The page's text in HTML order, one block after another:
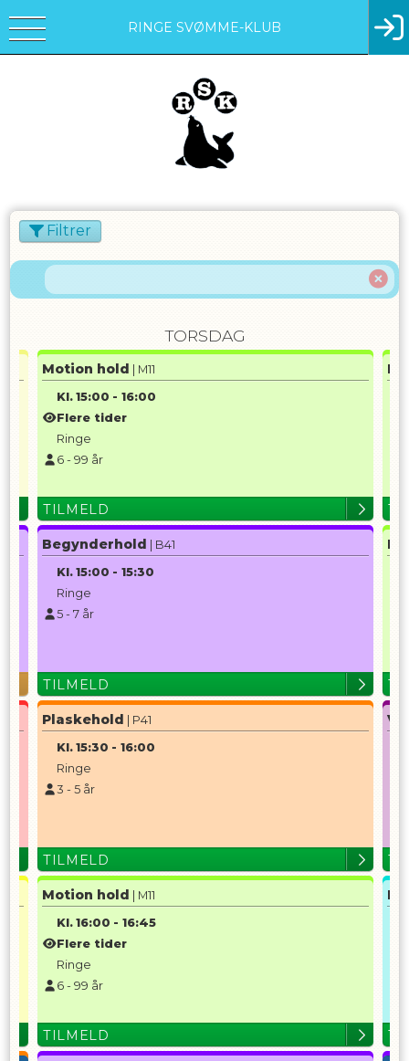
RINGE SVØMME-KLUB
Filtrer
TORSDAG
Motion hold
| M11
Kl. 15:00 -16:00
Flere tider
Ringe
6 -99 år
TILMELD
Begynderhold
| B41
Kl. 15:00 -15:30
Ringe
5 -7 år
TILMELD
Plaskehold
| P41
Kl. 15:30 -16:00
Ringe
3 -5 år
TILMELD
Motion hold
| M11
Kl. 16:00 -16:45
Flere tider
Ringe
6 -99 år
TILMELD